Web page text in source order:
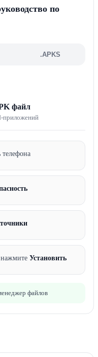
по
.APKS
файл
приложений
Установить
файлов